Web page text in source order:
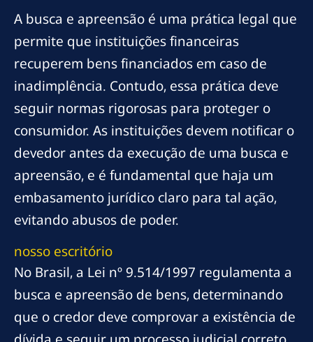
A busca e apreensão é uma prática legal que
permite que instituições financeiras
recuperem bens financiados em caso de
inadimplência. Contudo, essa prática deve
seguir normas rigorosas para proteger o
consumidor. As instituições devem notificar o
devedor antes da execução de uma busca e
apreensão, e é fundamental que haja um
embasamento jurídico claro para tal ação,
evitando abusos de poder.
nosso escritório
No Brasil, a Lei nº 9.514/1997 regulamenta a
busca e apreensão de bens, determinando
que o credor deve comprovar a existência de